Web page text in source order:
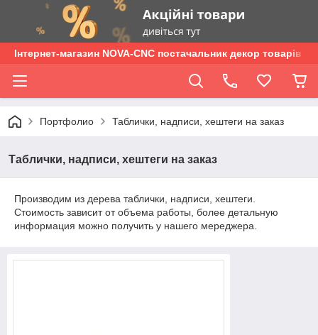
Інтернет-магазин NOVA-CNC постачальник декор товарів
Портфолио Таблички, надписи, хештеги на заказ
Таблички, надписи, хештеги на заказ
Производим из дерева таблички, надписи, хештеги.
Стоимость зависит от объема работы, более детальную
информация можно получить у нашего мереджера.